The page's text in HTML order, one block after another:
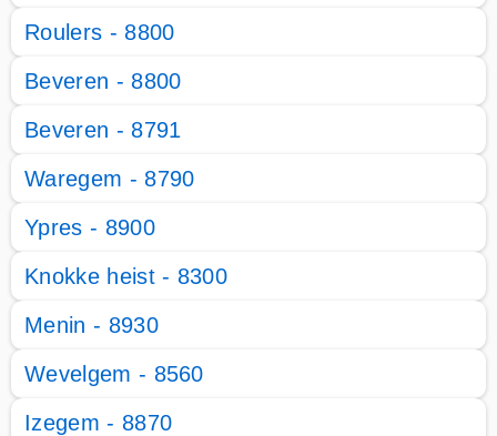
Roulers - 8800
Beveren - 8800
Beveren - 8791
Waregem - 8790
Ypres - 8900
Knokke heist - 8300
Menin - 8930
Wevelgem - 8560
Izegem - 8870